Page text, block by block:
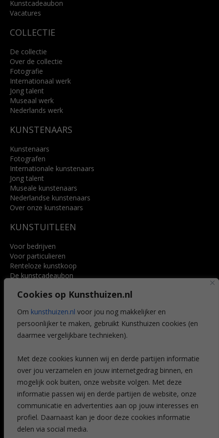
Cookies op Kunsthuizen.nl
Om kunsthuizen.nl voor jou nog makkelijker en
persoonlijker te maken, gebruikt Kunsthuizen cookies (en
daarmee vergelijkbare technieken).
Met deze cookies kunnen wij en derde partijen informatie
over jou verzamelen en jouw internetgedrag binnen, en
mogelijk ook buiten, onze website volgen. Met deze
informatie passen wij en derde partijen de website, onze
communicatie en advertenties aan op jouw interesses en
profiel. Daarnaast kan je door deze cookies informatie
delen via social media.
Lees meer
Kunstcadeaubon
Vacatures
COLLECTIE
De collectie
Over de collectie
Fotografie
Internationaal werk
Jong talent
Museaal werk
Nederlands werk
KUNSTENAARS
Kunstenaars
Fotografen
Internationale kunstenaars
Jong talent
Museale kunstenaars
Nederlandse kunstenaars
Over onze kunstenaars
KUNSTUITLEEN
Voor bedrijven
Voor particulieren
Renteloze kunstkoop
De kunstcadeaubon
Voordelen
Veelgestelde vragen
CONTACT
Leiden
Amsterdam
Breda
Favorieten
Mijn art alert
NIEUWSBRIEF